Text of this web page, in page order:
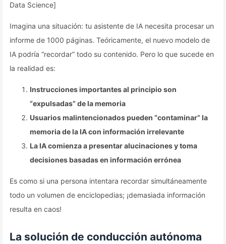
Data Science]
Imagina una situación: tu asistente de IA necesita procesar un
informe de 1000 páginas. Teóricamente, el nuevo modelo de
IA podría “recordar” todo su contenido. Pero lo que sucede en
la realidad es:
Instrucciones importantes al principio son
“expulsadas” de la memoria
Usuarios malintencionados pueden “contaminar” la
memoria de la IA con información irrelevante
La IA comienza a presentar alucinaciones y toma
decisiones basadas en información errónea
Es como si una persona intentara recordar simultáneamente
todo un volumen de enciclopedias; ¡demasiada información
resulta en caos!
La solución de conducción autónoma